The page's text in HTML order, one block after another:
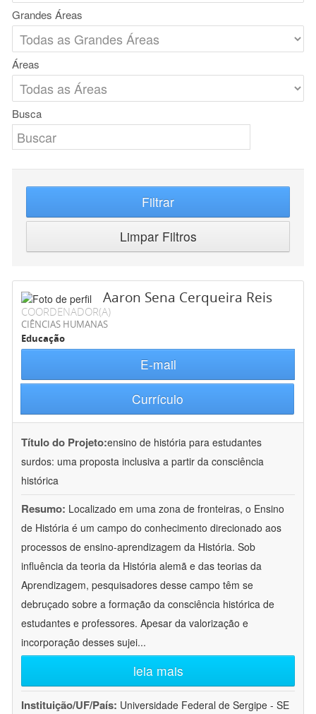
Grandes Áreas
Áreas
Busca
Filtrar
Limpar Filtros
Aaron Sena Cerqueira Reis
COORDENADOR(A)
CIÊNCIAS HUMANAS
Educação
E-mail
Currículo
Título do Projeto:ensino de história para estudantes
surdos: uma proposta inclusiva a partir da consciência
histórica
Resumo: Localizado em uma zona de fronteiras, o Ensino
de História é um campo do conhecimento direcionado aos
processos de ensino-aprendizagem da História. Sob
influência da teoria da História alemã e das teorias da
Aprendizagem, pesquisadores desse campo têm se
debruçado sobre a formação da consciência histórica de
estudantes e professores. Apesar da valorização e
incorporação desses sujei...
leia mais
Instituição/UF/País: Universidade Federal de Sergipe - SE